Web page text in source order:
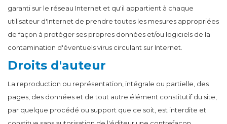
garanti sur le réseau Internet et qu'il appartient à chaque
utilisateur d'Internet de prendre toutes les mesures appropriées
de façon à protéger ses propres données et/ou logiciels de la
contamination d'éventuels virus circulant sur Internet.
Droits d'auteur
La reproduction ou représentation, intégrale ou partielle, des
pages, des données et de tout autre élément constitutif du site,
par quelque procédé ou support que ce soit, est interdite et